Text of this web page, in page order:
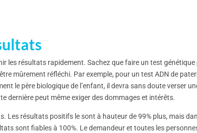
les résultats rapidement. Sachez que faire un test génétique
mûrement réfléchi. Par exemple, pour un test ADN de
le père biologique de l’enfant, il devra sans doute verser
dernière peut même exiger des dommages et intérêts.
Les résultats positifs le sont à hauteur de 99% plus, mais
sont fiables à 100%. Le demandeur et toutes les